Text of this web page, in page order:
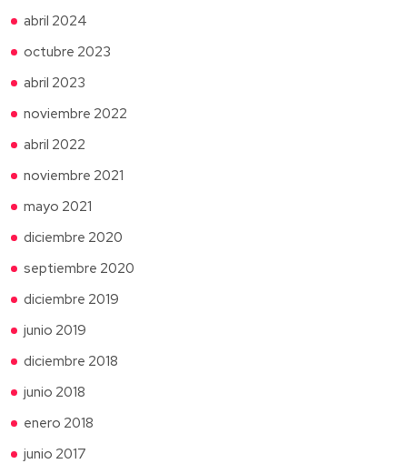
abril 2024
octubre 2023
abril 2023
noviembre 2022
abril 2022
noviembre 2021
mayo 2021
diciembre 2020
septiembre 2020
diciembre 2019
junio 2019
diciembre 2018
junio 2018
enero 2018
junio 2017